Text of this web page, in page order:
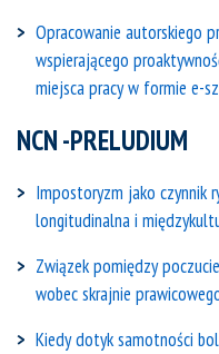
Opracowanie autorskiego
wspierającego
miejsca pracy w formie e-
NCN -PRELUDIUM
Impostoryzm jako czynnik
longitudinalna i
Związek pomiędzy
wobec skrajnie
Kiedy dotyk samotności